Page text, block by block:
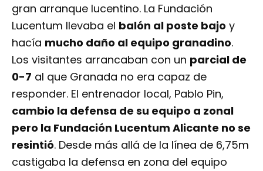
gran arranque lucentino. La Fundación
Lucentum llevaba el balón al poste bajo y
hacía mucho daño al equipo granadino.
Los visitantes arrancaban con un parcial de
0-7 al que Granada no era capaz de
responder. El entrenador local, Pablo Pin,
cambio la defensa de su equipo a zonal
pero la Fundación Lucentum Alicante no se
resintió. Desde más allá de la línea de 6,75m
castigaba la defensa en zona del equipo